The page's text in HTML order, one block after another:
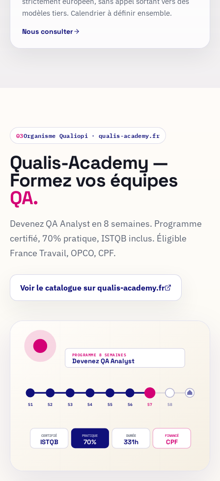
modèles tiers. Calendrier à définir ensemble.
Nous consulter
03Organisme Qualiopi · qualis-academy.fr
Qualis-Academy —
Formez vos équipes
QA.
Devenez QA Analyst en 8 semaines. Programme
certifié, 70% pratique, ISTQB inclus. Éligible
France Travail, OPCO, CPF.
Voir le catalogue sur qualis-academy.fr
S1 S2 S3 S4 S5 S6 S7 S8
PROGRAMME 8 SEMAINES
Devenez QA Analyst
CERTIFIÉ
ISTQB
PRATIQUE
70%
DURÉE
331h
FINANCÉ
CPF